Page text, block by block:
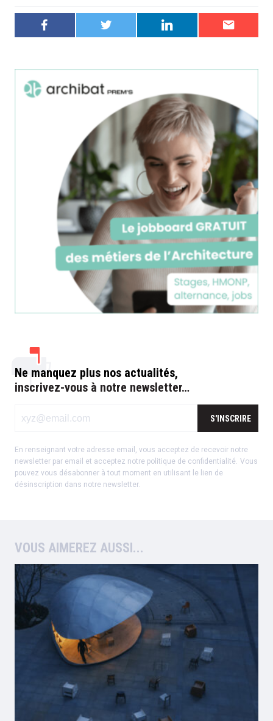
Ne manquez plus nos actualités,
inscrivez-vous à notre newsletter…
S'INSCRIRE
En renseignant votre adresse email, vous acceptez de recevoir notre
newsletter par email et acceptez notre politique de confidentialité. Vous
pouvez vous désabonner à tout moment en utilisant le lien de
désinscription dans notre newsletter.
VOUS AIMEREZ AUSSI